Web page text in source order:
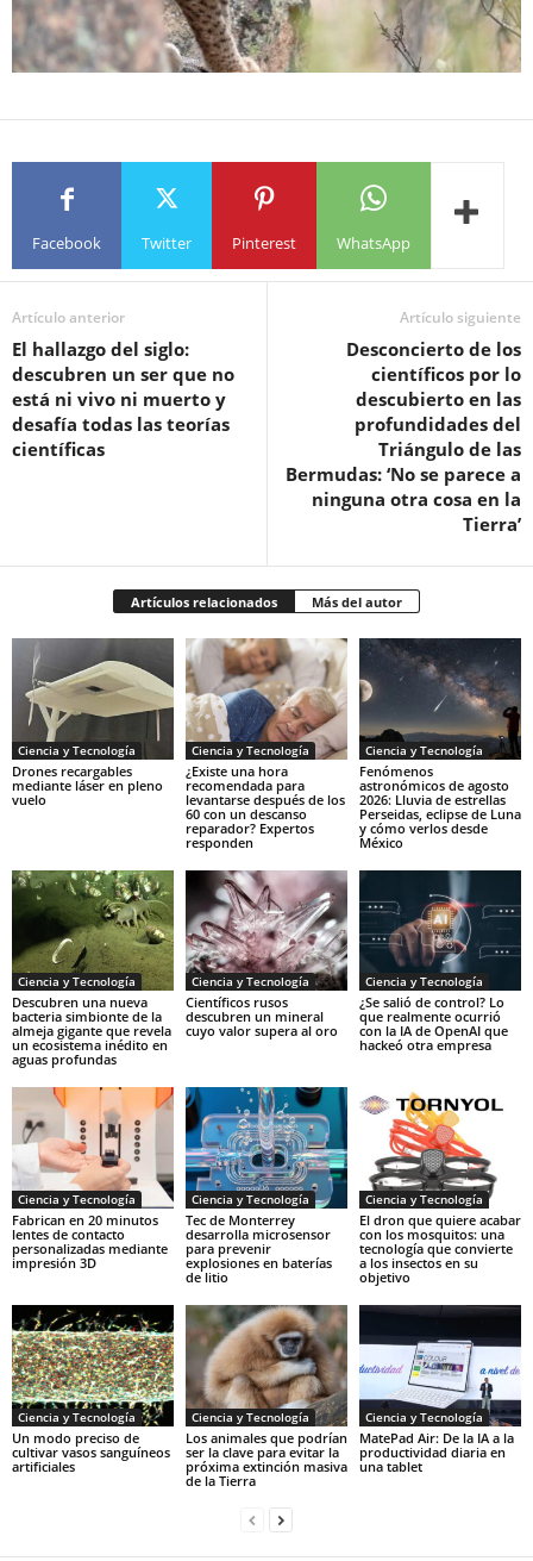
Facebook Twitter Pinterest WhatsApp
Artículo anterior
El hallazgo del siglo:
descubren un ser que no
está ni vivo ni muerto y
desafía todas las teorías
científicas
Artículo siguiente
Desconcierto de los
científicos por lo
descubierto en las
profundidades del
Triángulo de las
Bermudas: ‘No se parece a
ninguna otra cosa en la
Tierra’
Artículos relacionados Más del autor
Ciencia y Tecnología
Drones recargables
mediante láser en pleno
vuelo
Ciencia y Tecnología
¿Existe una hora
recomendada para
levantarse después de los
60 con un descanso
reparador? Expertos
responden
Ciencia y Tecnología
Fenómenos
astronómicos de agosto
2026: Lluvia de estrellas
Perseidas, eclipse de Luna
y cómo verlos desde
México
Ciencia y Tecnología
Descubren una nueva
bacteria simbionte de la
almeja gigante que revela
un ecosistema inédito en
aguas profundas
Ciencia y Tecnología
Científicos rusos
descubren un mineral
cuyo valor supera al oro
Ciencia y Tecnología
¿Se salió de control? Lo
que realmente ocurrió
con la IA de OpenAI que
hackeó otra empresa
Ciencia y Tecnología
Fabrican en 20 minutos
lentes de contacto
personalizadas mediante
impresión 3D
Ciencia y Tecnología
Tec de Monterrey
desarrolla microsensor
para prevenir
explosiones en baterías
de litio
Ciencia y Tecnología
El dron que quiere acabar
con los mosquitos: una
tecnología que convierte
a los insectos en su
objetivo
Ciencia y Tecnología
Un modo preciso de
cultivar vasos sanguíneos
artificiales
Ciencia y Tecnología
Los animales que podrían
ser la clave para evitar la
próxima extinción masiva
de la Tierra
Ciencia y Tecnología
MatePad Air: De la IA a la
productividad diaria en
una tablet